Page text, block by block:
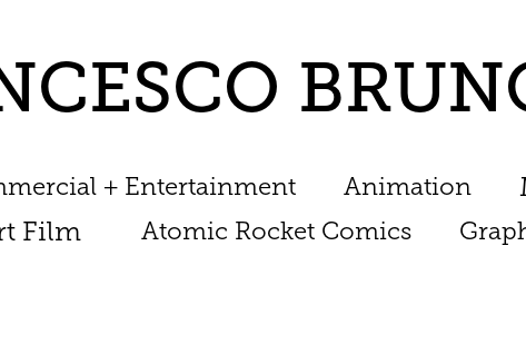
+ Entertainment Animation
Film
Atomic Rocket Comics